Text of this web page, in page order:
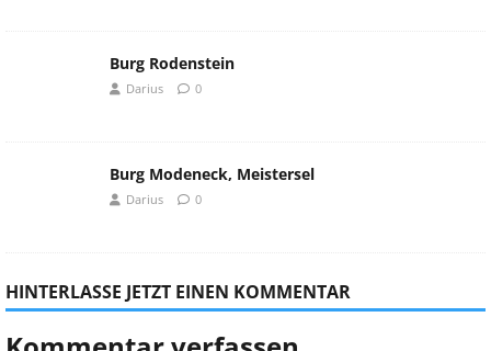
Burg Rodenstein
Darius 0
Burg Modeneck, Meistersel
Darius 0
HINTERLASSE JETZT EINEN KOMMENTAR